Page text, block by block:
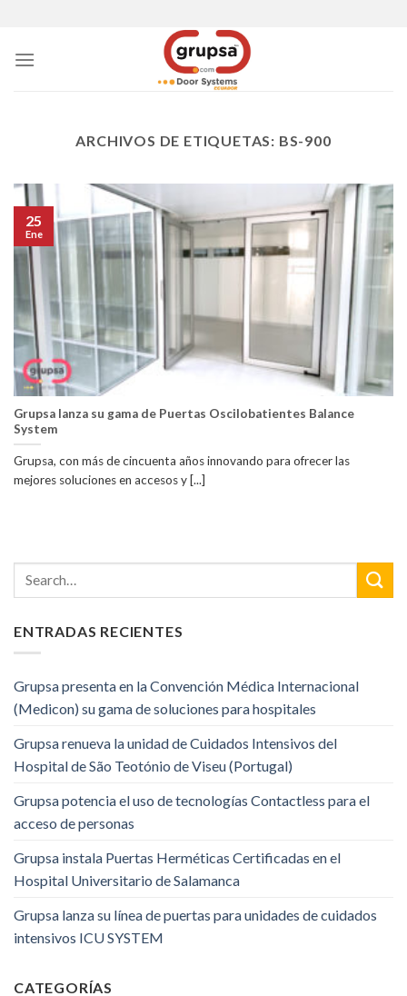
content
ARCHIVOS DE ETIQUETAS: BS-900
ENTRADAS RECIENTES
Grupsa presenta en la Convención Médica Internacional
(Medicon) su gama de soluciones para hospitales
Grupsa renueva la unidad de Cuidados Intensivos del
Hospital de São Teotónio de Viseu (Portugal)
Grupsa potencia el uso de tecnologías Contactless para el
acceso de personas
Grupsa instala Puertas Herméticas Certificadas en el
Hospital Universitario de Salamanca
Grupsa lanza su línea de puertas para unidades de cuidados
intensivos ICU SYSTEM
CATEGORÍAS
Grupsa lanza su gama de Puertas Oscilobatientes Balance
System
Grupsa, con más de cincuenta años innovando para ofrecer las
mejores soluciones en accesos y [...]
25
Ene